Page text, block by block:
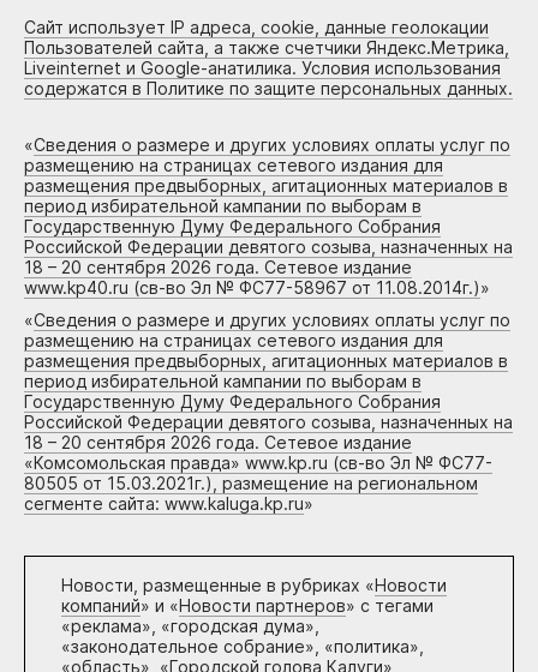
Сайт использует IP адреса, cookie, данные геолокации
Пользователей сайта, а также счетчики Яндекс.Метрика,
Liveinternet и Google-анатилика. Условия использования
содержатся в Политике по защите персональных данных.
«Сведения о размере и других условиях оплаты услуг по
размещению на страницах сетевого издания для
размещения предвыборных, агитационных материалов в
период избирательной кампании по выборам в
Государственную Думу Федерального Собрания
Российской Федерации девятого созыва, назначенных на
18 – 20 сентября 2026 года. Сетевое издание
www.kp40.ru (св-во Эл № ФС77-58967 от 11.08.2014г.)»
«Сведения о размере и других условиях оплаты услуг по
размещению на страницах сетевого издания для
размещения предвыборных, агитационных материалов в
период избирательной кампании по выборам в
Государственную Думу Федерального Собрания
Российской Федерации девятого созыва, назначенных на
18 – 20 сентября 2026 года. Сетевое издание
«Комсомольская правда» www.kp.ru (св-во Эл № ФС77-
80505 от 15.03.2021г.), размещение на региональном
сегменте сайта: www.kaluga.kp.ru»
Новости, размещенные в рубриках «Новости
компаний» и «Новости партнеров» с тегами
«реклама», «городская дума»,
«законодательное собрание», «политика»,
«область», «Городской голова Калуги»